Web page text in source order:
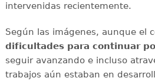
intervenidas recientemente.
Según las imágenes, aunque el
dificultades para continuar
seguir avanzando e incluso
trabajos aún estaban en